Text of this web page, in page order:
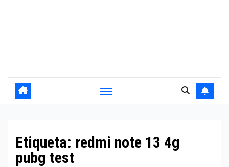
Etiqueta: redmi note 13 4g
pubg test